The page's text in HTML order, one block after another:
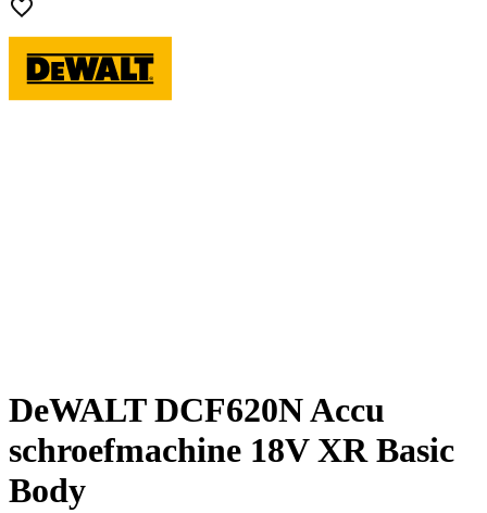
DeWALT DCF620N Accu
schroefmachine 18V XR Basic
Body